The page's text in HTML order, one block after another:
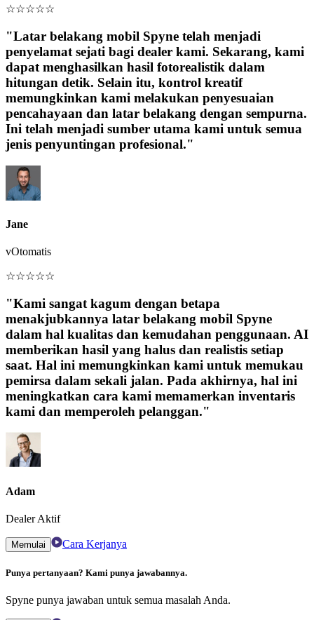
☆☆☆☆☆
"Latar belakang mobil Spyne telah menjadi
penyelamat sejati bagi dealer kami. Sekarang, kami
dapat menghasilkan hasil fotorealistik dalam
hitungan detik. Selain itu, kontrol kreatif
memungkinkan kami melakukan penyesuaian
pencahayaan dan latar belakang dengan sempurna.
Ini telah menjadi sumber utama kami untuk semua
jenis penyuntingan profesional."
Jane
vOtomatis
☆☆☆☆☆
"Kami sangat kagum dengan betapa
menakjubkannya latar belakang mobil Spyne
dalam hal kualitas dan kemudahan penggunaan. AI
memberikan hasil yang halus dan realistis setiap
saat. Hal ini memungkinkan kami untuk memukau
pemirsa dalam sekali jalan. Pada akhirnya, hal ini
meningkatkan cara kami memamerkan inventaris
kami dan memperoleh pelanggan."
Adam
Dealer Aktif
Memulai Cara Kerjanya
Punya pertanyaan? Kami punya jawabannya.
Spyne punya jawaban untuk semua masalah Anda.